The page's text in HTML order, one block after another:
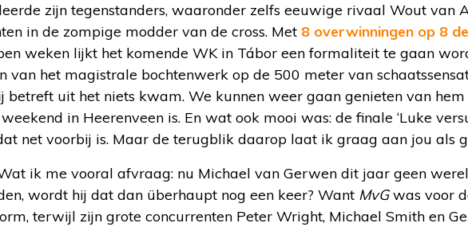
zijn tegenstanders, waaronder zelfs eeuwige rivaal Wout van
in de zompige modder van de cross. Met 8 overwinningen op 8
weken lijkt het komende WK in Tábor een formaliteit te gaan
van het magistrale bochtenwerk op de 500 meter van
betreft uit het niets kwam. We kunnen weer gaan genieten van hem
in Heerenveen is. En wat ook mooi was: de finale ‘Luke
net voorbij is. Maar de terugblik daarop laat ik graag aan jou als
ik me vooral afvraag: nu Michael van Gerwen dit jaar geen
wordt hij dat dan überhaupt nog een keer? Want MvGwas voor
terwijl zijn grote concurrenten Peter Wright, Michael Smith en